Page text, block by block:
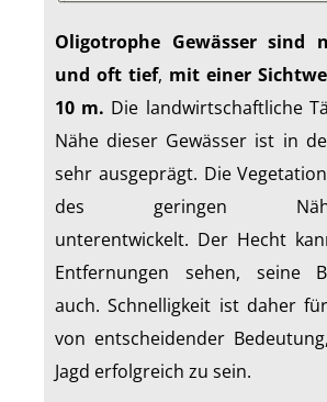
Oligotrophe Gewässer sind
und oft tief, mit einer
10 m. Die landwirtschaftliche
Nähe dieser Gewässer ist in
sehr ausgeprägt. Die
des geringen
unterentwickelt. Der Hecht
Entfernungen sehen, seine
auch. Schnelligkeit ist daher
von entscheidender
Jagd erfolgreich zu sein.